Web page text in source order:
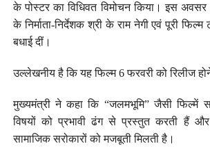
के पोस्टर का विधिवत विमोचन किया। इस
के निर्माता-निर्देशक श्री के राम नेगी एवं पूरी
बधाई दीं।
उल्लेखनीय है कि यह फिल्म 6 फरवरी को रिलीज
मुख्यमंत्री ने कहा कि “जलमभूमि” जैसी फिल्में
विषयों को प्रभावी ढंग से प्रस्तुत करती हैं
सामाजिक सरोकारों को मजबूती मिलती है।